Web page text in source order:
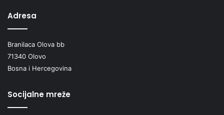
Adresa
Branilaca Olova bb
71340 Olovo
Bosna i Hercegovina
Socijalne mreže